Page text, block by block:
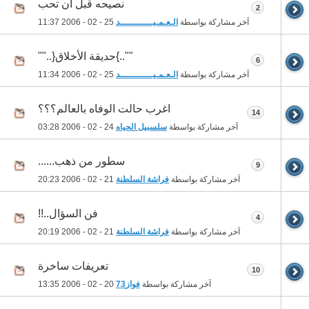
نصيحه قبل ان تحب
آخر مشاركة بواسطة الـعـمـيــــــــــــد 11:37
2
""..}حديقة الأخلاق{..""
آخر مشاركة بواسطة الـعـمـيــــــــــــد 11:34
6
اغرب حالت الوفاه بالعالم؟؟؟
آخر مشاركة بواسطة سلسبيل الحياه 03:28
14
سطور من ذهب......
آخر مشاركة بواسطة فراشة السلطنة 20:23
9
فن السؤال..!!
آخر مشاركة بواسطة فراشة السلطنة 20:19
4
تعريفات ساخرة
آخر مشاركة بواسطة فواز73 13:35
10